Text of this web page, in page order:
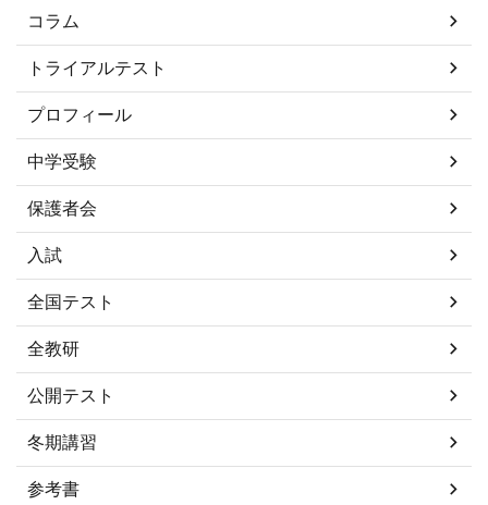
コラム
トライアルテスト
プロフィール
中学受験
保護者会
入試
全国テスト
全教研
公開テスト
冬期講習
参考書